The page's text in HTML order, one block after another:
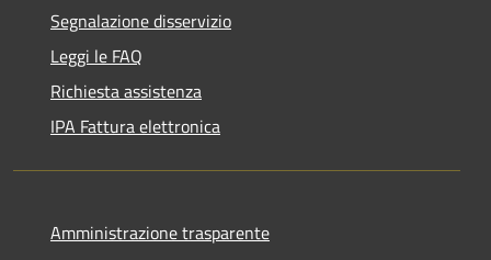
Segnalazione disservizio
Leggi le FAQ
Richiesta assistenza
IPA Fattura elettronica
Amministrazione trasparente